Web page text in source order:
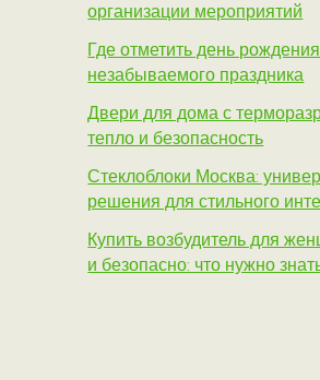
организации мероприятий
Где отметить день
незабываемого праздника
Двери для дома с
тепло и безопасность
Стеклоблоки Москва:
решения для стильного
Купить возбудитель для
и безопасно: что нужно